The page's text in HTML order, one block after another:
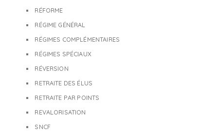
RÉFORME
RÉGIME GÉNÉRAL
RÉGIMES COMPLÉMENTAIRES
RÉGIMES SPÉCIAUX
RÉVERSION
RETRAITE DES ÉLUS
RETRAITE PAR POINTS
REVALORISATION
SNCF